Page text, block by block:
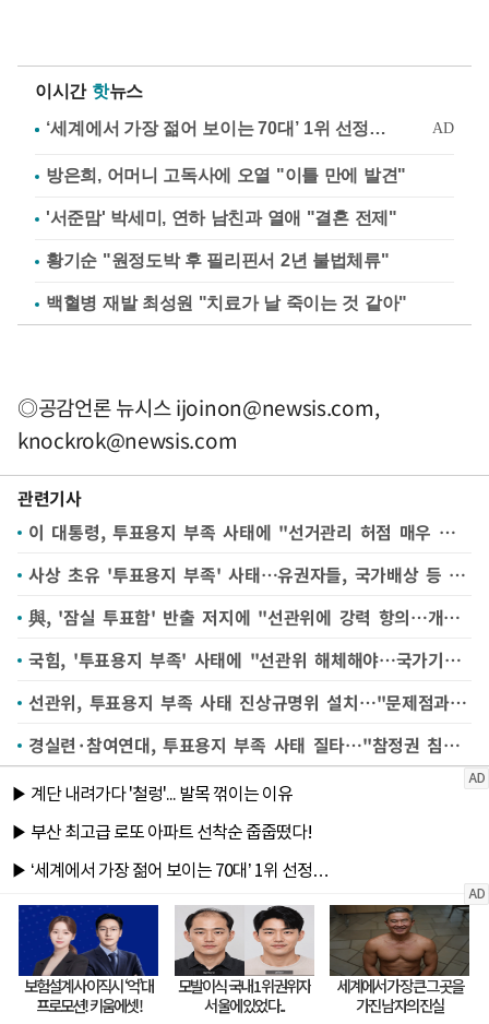
이시간 핫뉴스
방은희, 어머니 고독사에 오열 "이틀 만에 발견"
'서준맘' 박세미, 연하 남친과 열애 "결혼 전제"
황기순 "원정도박 후 필리핀서 2년 불법체류"
백혈병 재발 최성원 "치료가 날 죽이는 것 같아"
◎공감언론 뉴시스ijoinon@newsis.com,
knockrok@newsis.com
관련기사
이 대통령, 투표용지 부족 사태에 "선거관리 허점 매우 큰 유감…책임 명확히 물어야"
사상 초유 '투표용지 부족' 사태…유권자들, 국가배상 등 법적 대응 가능
與, '잠실 투표함' 반출 저지에 "선관위에 강력 항의…개표 정상화 조치 서둘러야"
국힘, '투표용지 부족' 사태에 "선관위 해체해야…국가기관 기능 상실"
선관위, 투표용지 부족 사태 진상규명위 설치…"문제점과 원인 철저히 따질 것"
경실련·참여연대, 투표용지 부족 사태 질타…"참정권 침해"(종합)